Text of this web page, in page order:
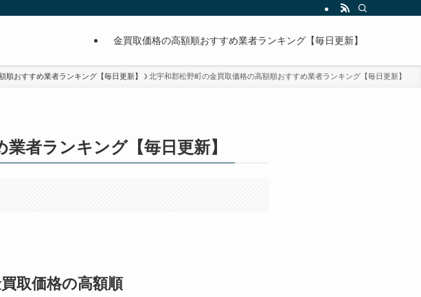
金買取価格の高額順おすすめ業者ランキング【毎日更新】
順おすすめ業者ランキング【毎日更新】 北宇和郡松野町の金買取価格の高額順おすすめ業者ランキング【毎日更新】
者ランキング【毎日更新】
取価格の高額順